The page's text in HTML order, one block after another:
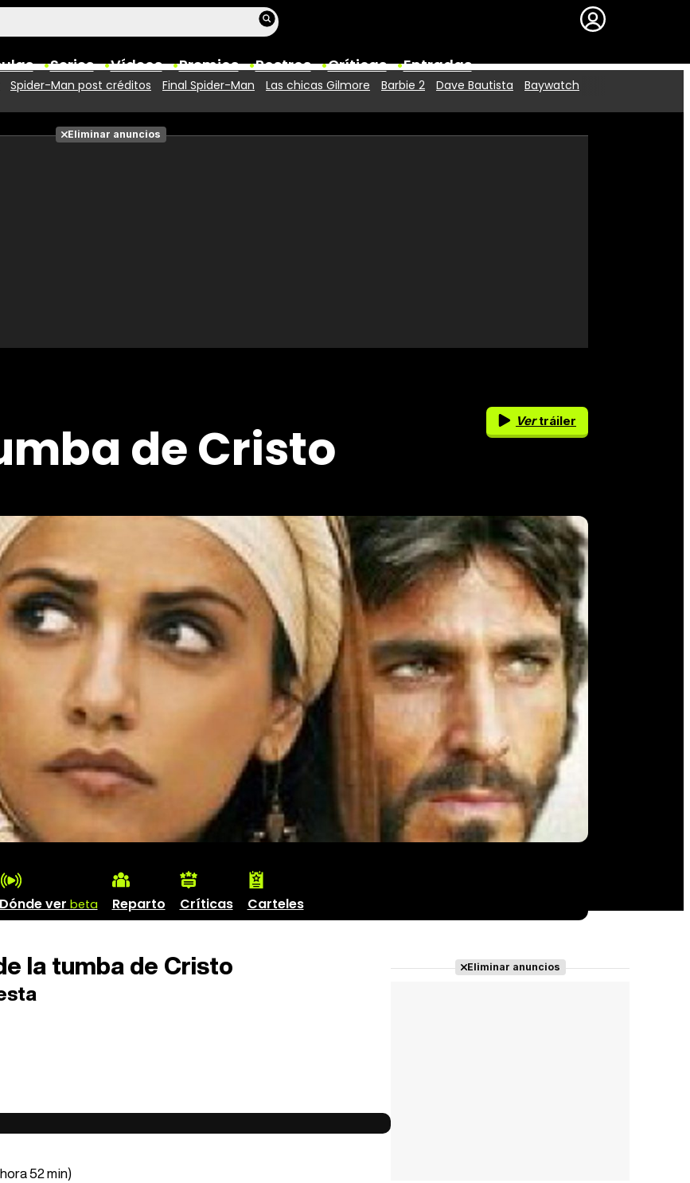
Series Vídeos Premios Rostros Críticas Entradas
Fotos
Premios
Spider-Man post créditos Final Spider-Man Las chicas Gilmore Barbie 2 Dave Bautista Baywatch
Eliminar anuncios
de Cristo Vertráiler
Dónde ver beta Reparto Críticas Carteles
la tumba de Cristo
52 min)
Eliminar anuncios